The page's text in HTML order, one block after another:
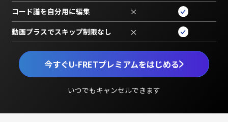
今すぐU-FRETプレミアムをはじめる
いつでもキャンセルできます
コード譜を自分用に編集 ×
動画プラスでスキップ制限なし ×